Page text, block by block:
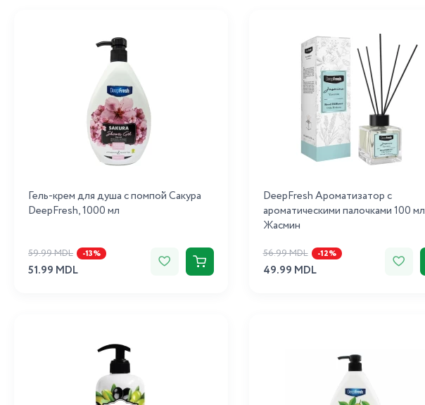
Гель-крем для душа с помпой Сакура
DeepFresh, 1000 мл
59.99 MDL -13%
51.99 MDL
DeepFresh Ароматизатор с
ароматическими палочками 100 мл
Жасмин
56.99 MDL -12%
49.99 MDL